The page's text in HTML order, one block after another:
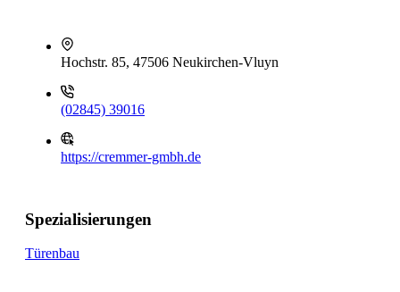
Hochstr. 85, 47506 Neukirchen-Vluyn
(02845) 39016
https://cremmer-gmbh.de
Spezialisierungen
Türenbau